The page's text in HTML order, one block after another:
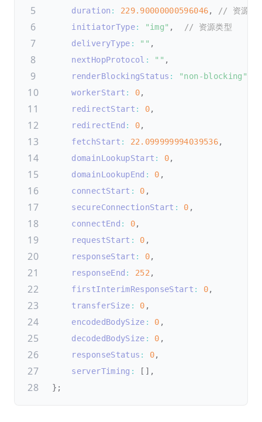
duration : 229.90000000596046,
// 资源加
initiatorType: "img" ,
// 资源类型
deliveryType : "" ,
nextHopProtocol : "" ,
renderBlockingStatus : "non-blocking"
workerStart : 0,
redirectStart : 0,
redirectEnd : 0,
fetchStart : 22.099999994039536,
domainLookupStart : 0,
domainLookupEnd : 0 ,
connectStart : 0 ,
secureConnectionStart : 0 ,
connectEnd : 0,
requestStart : 0 ,
responseStart : 0,
responseEnd : 252,
firstInterimResponseStart : 0,
transferSize : 0 ,
encodedBodySize : 0 ,
decodedBodySize : 0 ,
responseStatus : 0,
serverTiming : [ ] ,
} ;